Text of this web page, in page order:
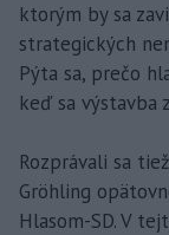
ktorým by sa
strategických
Pýta sa, prečo
keď sa výstavba
Rozprávali sa
Gröhling
Hlasom-SD. V